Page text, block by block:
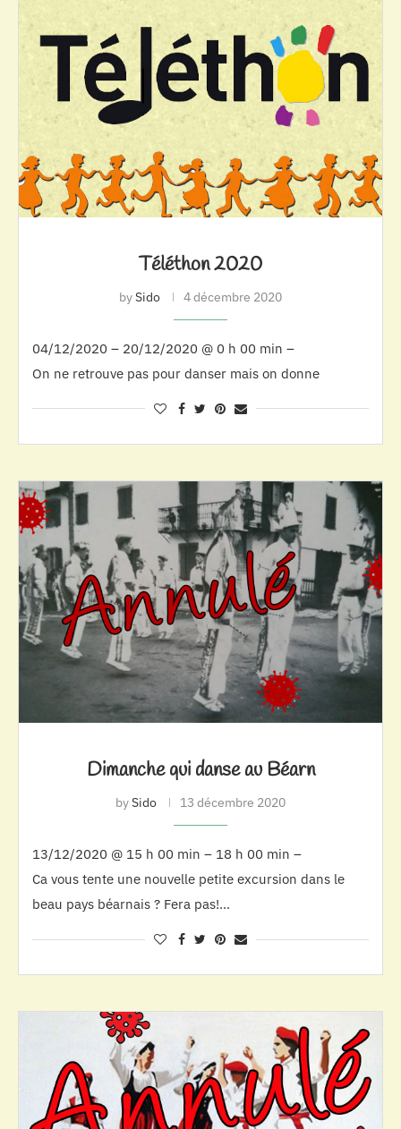
Téléthon 2020
bySido 4 décembre 2020
04/12/2020 – 20/12/2020 @ 0 h 00 min –
On ne retrouve pas pour danser mais on donne
Dimanche qui danse au Béarn
bySido 13 décembre 2020
13/12/2020 @ 15 h 00 min – 18 h 00 min –
Ca vous tente une nouvelle petite excursion dans le
beau pays béarnais ? Fera pas!…